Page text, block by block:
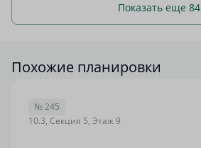
Показать еще 84
Похожие планировки
№ 245
10.3, Секция 5, Этаж 9